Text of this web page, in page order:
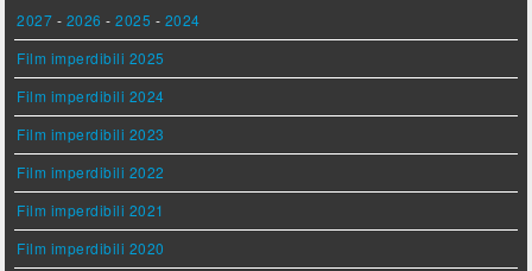
2027 - 2026 -2025 - 2024
Film imperdibili 2025
Film imperdibili 2024
Film imperdibili 2023
Film imperdibili 2022
Film imperdibili 2021
Film imperdibili 2020